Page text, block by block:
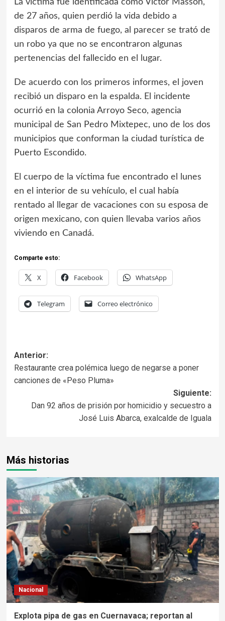
La víctima fue identificada como Víctor Masson,
de 27 años, quien perdió la vida debido a
disparos de arma de fuego, al parecer se trató de
un robo ya que no se encontraron algunas
pertenencias del fallecido en el lugar.
De acuerdo con los primeros informes, el joven
recibió un disparo en la espalda. El incidente
ocurrió en la colonia Arroyo Seco, agencia
municipal de San Pedro Mixtepec, uno de los dos
municipios que conforman la ciudad turística de
Puerto Escondido.
El cuerpo de la víctima fue encontrado el lunes
en el interior de su vehículo, el cual había
rentado al llegar de vacaciones con su esposa de
origen mexicano, con quien llevaba varios años
viviendo en Canadá.
Comparte esto:
X Facebook WhatsApp
Telegram Correo electrónico
Anterior:
Restaurante crea polémica luego de negarse a poner
canciones de «Peso Pluma»
Siguiente:
Dan 92 años de prisión por homicidio y secuestro a
José Luis Abarca, exalcalde de Iguala
Más historias
Nacional
Explota pipa de gas en Cuernavaca; reportan al